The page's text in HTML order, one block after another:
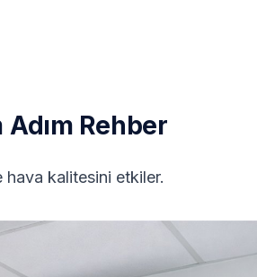
Rehber
hava kalitesini etkiler.